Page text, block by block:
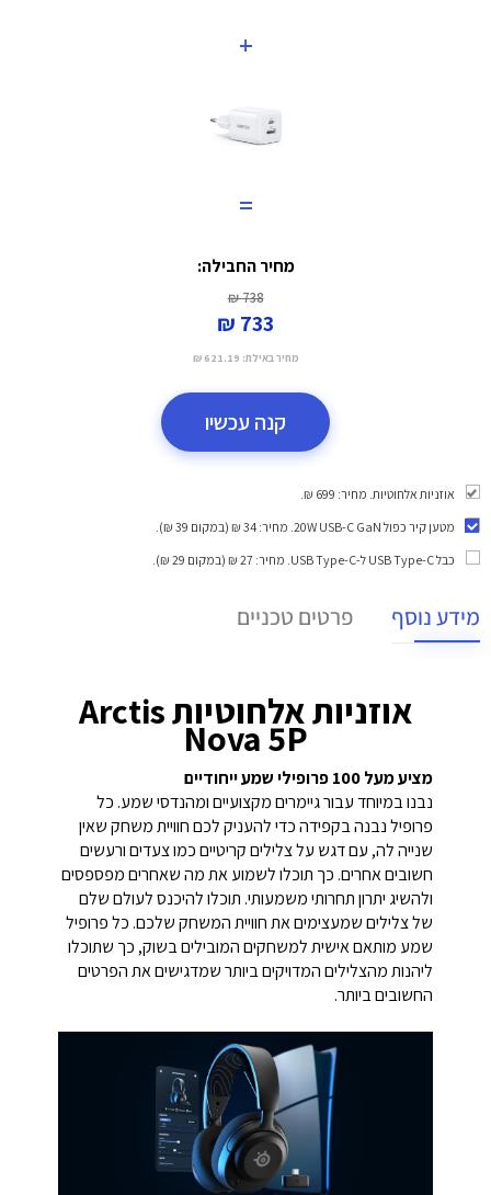
+
=
מחיר החבילה:
738 ₪
733 ₪
מחיר באילת: 621.19 ₪
קנה עכשיו
אוזניות אלחוטיות. מחיר: 699 ₪.
מטען קיר כפול 20W USB-C GaN
. מחיר: 34 ₪ (במקום 39 ₪).
כבל USB Type-C ל-USB Type-C
. מחיר: 27 ₪ (במקום 29 ₪).
מידע נוסף פרטים טכניים
אוזניות אלחוטיות Arctis
Nova 5P
מציע מעל 100 פרופילי שמע ייחודיים
נבנו במיוחד עבור גיימרים מקצועיים ומהנדסי שמע. כל
פרופיל נבנה בקפידה כדי להעניק לכם חוויית משחק שאין
שנייה לה, עם דגש על צלילים קריטיים כמו צעדים ורעשים
חשובים אחרים. כך תוכלו לשמוע את מה שאחרים מפספסים
ולהשיג יתרון תחרותי משמעותי. תוכלו להיכנס לעולם שלם
של צלילים שמעצימים את חוויית המשחק שלכם. כל פרופיל
שמע מותאם אישית למשחקים המובילים בשוק, כך שתוכלו
ליהנות מהצלילים המדויקים ביותר שמדגישים את הפרטים
החשובים ביותר.